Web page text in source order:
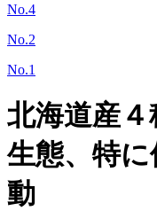
No.4
No.2
No.1
北海道産
生態、特
動